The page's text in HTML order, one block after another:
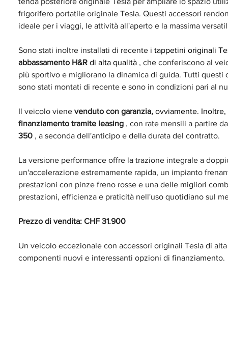
frigorifero portatile originale Tesla. Questi accessori
ideale per i viaggi, le attività all'aperto e la massima
Sono stati inoltre installati di recente i tappetini originali
abbassamento H&R di alta qualità , che conferiscono al
più sportivo e migliorano la dinamica di guida. Tutti
sono stati montati di recente e sono in condizioni pari al
Il veicolo viene venduto con garanzia, ovviamente. Inoltre,
finanziamento tramite leasing , con rate mensili a partire
350 , a seconda dell'anticipo e della durata del contratto.
La versione performance offre la trazione integrale a
un'accelerazione estremamente rapida, un impianto
prestazioni con pinze freno rosse e una delle migliori
prestazioni, efficienza e praticità nell'uso quotidiano sul
Prezzo di vendita: CHF 31.900
Un veicolo eccezionale con accessori originali Tesla di
componenti nuovi e interessanti opzioni di finanziamento.